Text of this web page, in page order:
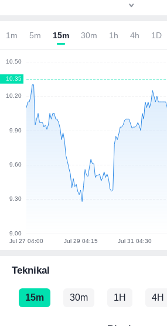
1m 5m 15m 30m 1h 4h 1D
Teknikal
15m 30m 1H 4H